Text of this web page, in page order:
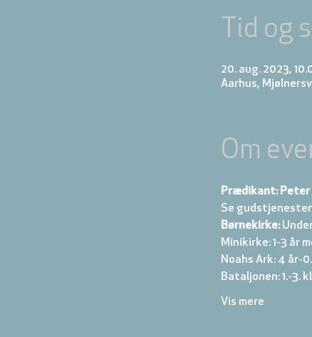
Tid og
20. aug. 2023,
Aarhus,
Om
Prædikant: Peter
Se
Børnekirke:
Minikirke: 1-3 år
Noahs Ark: 4 år-
Bataljonen: 1.-3.
Vis mere